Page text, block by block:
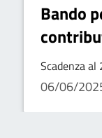
Bando
prima
Scadenza
06/06/